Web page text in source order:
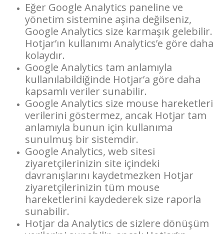
Eğer Google Analytics paneline ve
yönetim sistemine aşina değilseniz,
Google Analytics size karmaşık gelebilir.
Hotjar’ın kullanımı Analytics’e göre daha
kolaydır.
Google Analytics tam anlamıyla
kullanılabildiğinde Hotjar’a göre daha
kapsamlı veriler sunabilir.
Google Analytics size mouse hareketleri
verilerini göstermez, ancak Hotjar tam
anlamıyla bunun için kullanıma
sunulmuş bir sistemdir.
Google Analytics, web sitesi
ziyaretçilerinizin site içindeki
davranışlarını kaydetmezken Hotjar
ziyaretçilerinizin tüm mouse
hareketlerini kaydederek size raporla
sunabilir.
Hotjar da Analytics de sizlere dönüşüm